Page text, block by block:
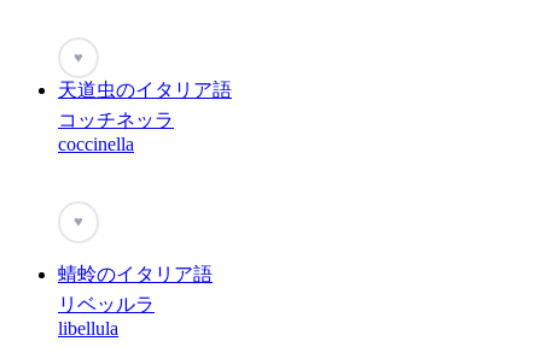
♥
天道虫のイタリア語
コッチネッラ
coccinella
♥
蜻蛉のイタリア語
リベッルラ
libellula